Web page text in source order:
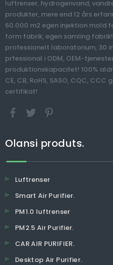
luftrenser, hydrogenvand,
produkter, mere end 12 års
60.000 m2 egen injektion mold
form fabrik, egen samling
professionelt laboratorium, 30
prfessional i ODM, OEM-
produktionskapacitet! 100%
CE, CB, RoHS, SASO, CQC,
certifikat!
Olansi produts.
Luftrenser
Smart Air Purifier.
PM1.0 luftrenser
PM2.5 Air Purifier.
CAR AIR PURIFIER.
Desktop Air Purifier.